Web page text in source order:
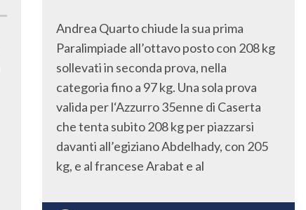
Andrea Quarto chiude la sua prima
Paralimpiade all’ottavo posto con 208 kg
sollevati in seconda prova, nella
categoria fino a 97 kg. Una sola prova
valida per l‘Azzurro 35enne di Caserta
che tenta subito 208 kg per piazzarsi
davanti all’egiziano Abdelhady, con 205
kg, e al francese Arabat e al